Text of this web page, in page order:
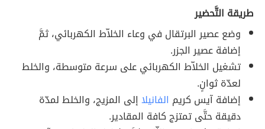
طريقة التَّحضير
وضع عصير البرتقال في وعاء الخلاّط الكهربائي، ثمَّ
إضافة عصير الجزر.
تشغيل الخلاّط الكهربائي على سرعة متوسطة، والخلط
لعدّة ثوانٍ.
إضافة آيس كريم الفانيلاإلى المزيج، والخلط لمدّة
دقيقة حتَّى تمتزج كافة المقادير.